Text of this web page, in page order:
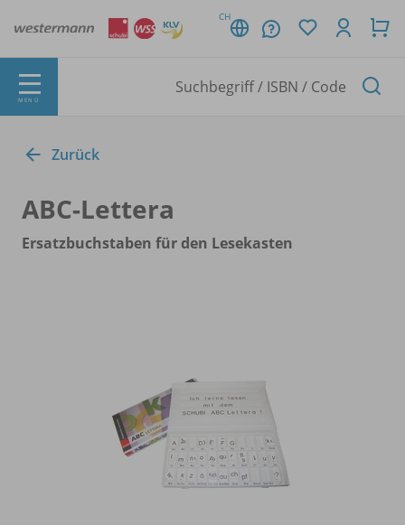
CH
MENÜ
Zurück
ABC-Lettera
Ersatzbuchstaben für den Lesekasten